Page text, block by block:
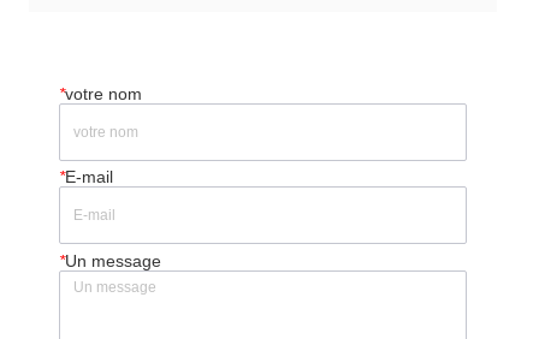
*votre nom
*E-mail
*Un message